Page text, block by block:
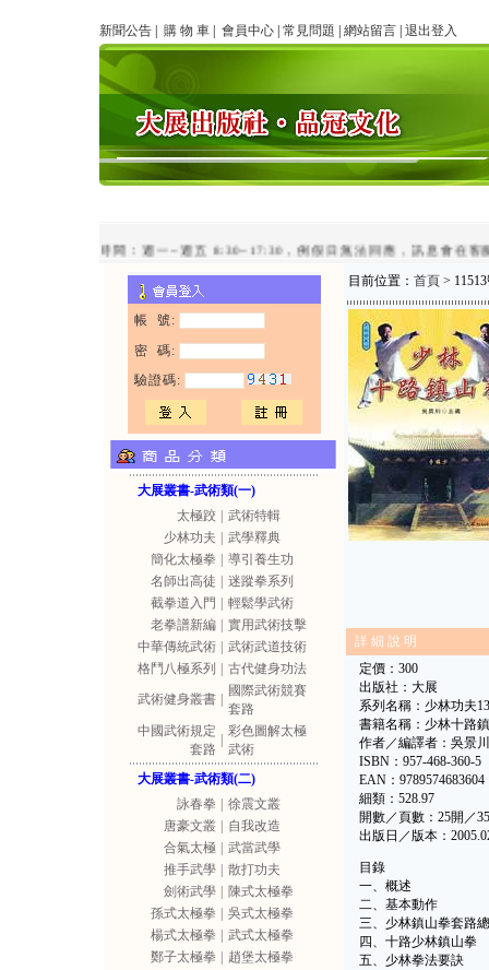
新聞公告 購 物 車 會員中心 常見問題 網站留言 退出登入
line客服時間：週一~週五 8:30~17:30，例假日無法回應，訊息會在客服
帳 號:
密 碼:
驗證碼:
大展叢書-武術類(一)
太極跤
武術特輯
少林功夫
武學釋典
簡化太極拳
導引養生功
名師出高徒
迷蹤拳系列
截拳道入門
輕鬆學武術
老拳譜新編
實用武術技擊
中華傳統武術
武術武道技術
格鬥八極系列
古代健身功法
武術健身叢書
國際武術競賽
套路
中國武術規定
套路
彩色圖解太極
武術
大展叢書-武術類(二)
詠春拳
徐震文叢
唐豪文叢
自我改造
合氣太極
武當武學
推手武學
散打功夫
劍術武學
陳式太極拳
孫式太極拳
吳式太極拳
楊式太極拳
武式太極拳
鄭子太極拳
趙堡太極拳
目前位置： 首頁 >
詳 細 說 明
定價：300
出版社：大展
系列名稱：少林功夫13
書籍名稱：少林十路
作者／編譯者：吳景川
ISBN：957-468-360-5
EAN：9789574683604
細類：528.97
開數／頁數：25開／
出版日／版本：
目錄
一、概述
二、基本動作
三、少林鎮山拳套路
四、十路少林鎮山拳
五、少林拳法要訣